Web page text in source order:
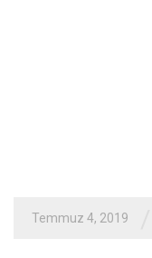
Temmuz 4, 2019